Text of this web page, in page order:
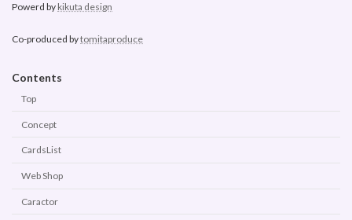
Powerd by kikuta design
Co-produced bytomitaproduce
Contents
Top
Concept
CardsList
Web Shop
Caractor